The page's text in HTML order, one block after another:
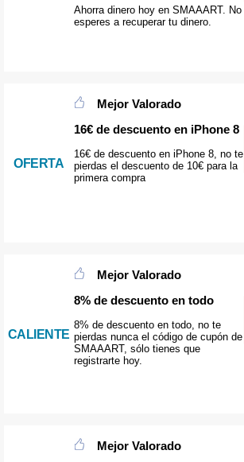
Ahorra dinero hoy en SMAAART. No
esperes a recuperar tu dinero.
OFERTA
Mejor Valorado
16€ de descuento en iPhone 8
16€ de descuento en iPhone 8, no te
pierdas el descuento de 10€ para la
primera compra
CALIENTE
Mejor Valorado
8% de descuento en todo
8% de descuento en todo, no te
pierdas nunca el código de cupón de
SMAAART, sólo tienes que
registrarte hoy.
Mejor Valorado